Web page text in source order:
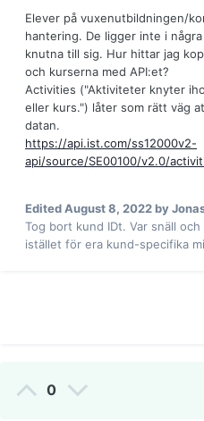
Elever på vuxenutbildningen/
hantering. De ligger inte i
knutna till sig. Hur hittar jag
och kurserna med API:et?
Activities ("Aktiviteter knyter
eller kurs.") låter som rätt väg
datan.
https://api.ist.com/ss12000v2-
api/source/SE00100/v2.0/
EditedAugust 8, 2022by
Tog bort kund IDt. Var snäll
istället för era kund-specifika
0